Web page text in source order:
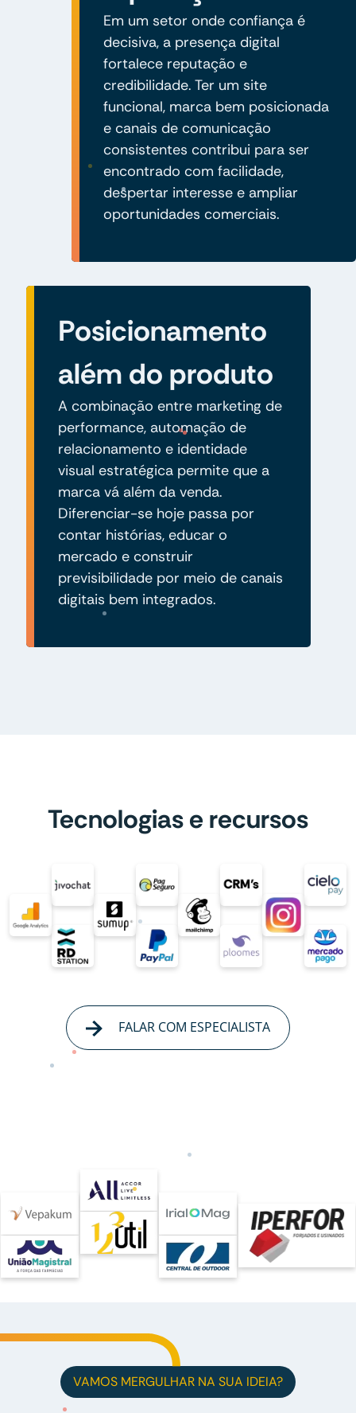
Em um setor onde confiança é
decisiva, a presença digital
fortalece reputação e
credibilidade. Ter um site
funcional, marca bem posicionada
e canais de comunicação
consistentes contribui para ser
encontrado com facilidade,
despertar interesse e ampliar
oportunidades comerciais.
Posicionamento
além do produto
A combinação entre marketing de
performance, automação de
relacionamento e identidade
visual estratégica permite que a
marca vá além da venda.
Diferenciar-se hoje passa por
contar histórias, educar o
mercado e construir
previsibilidade por meio de canais
digitais bem integrados.
Tecnologias e recursos
FALAR COM ESPECIALISTA
VAMOS MERGULHAR NA SUA IDEIA?